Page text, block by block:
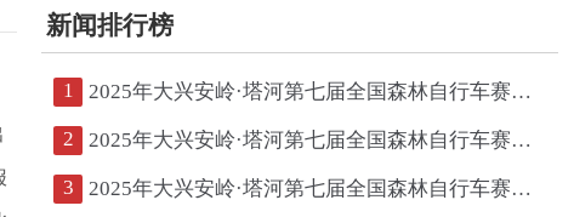
新闻排行榜
1 2025年大兴安岭·塔河第七届全国森林自行车赛第二日比赛顺利完赛
2 2025年大兴安岭·塔河第七届全国森林自行车赛将于7月11日拉开战幕
3 2025年大兴安岭·塔河第七届全国森林自行车赛鸣枪开赛